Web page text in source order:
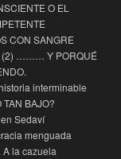
O EL
CON SANGRE
(2) ……… Y PORQUÉ
interminable
TAN BAJO?
Sedaví
menguada
la cazuela